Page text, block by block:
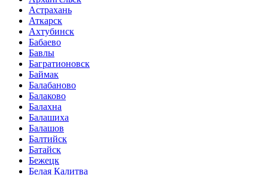
Астрахань
Аткарск
Ахтубинск
Бабаево
Бавлы
Багратионовск
Баймак
Балабаново
Балаково
Балахна
Балашиха
Балашов
Балтийск
Батайск
Бежецк
Белая Калитва